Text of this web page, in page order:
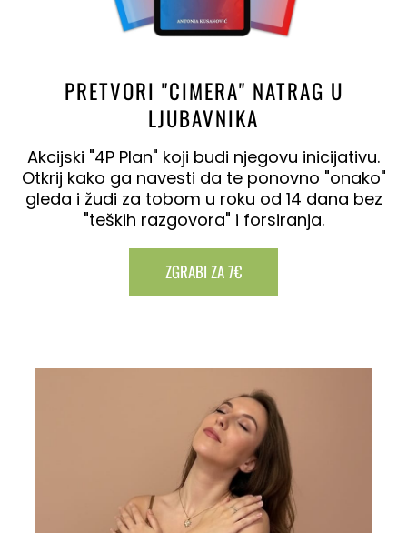
PRETVORI "CIMERA" NATRAG U
LJUBAVNIKA
Akcijski "4P Plan" koji budi njegovu inicijativu.
Otkrij kako ga navesti da te ponovno "onako"
gleda i žudi za tobom u roku od 14 dana bez
"teških razgovora" i forsiranja.
ZGRABI ZA 7€